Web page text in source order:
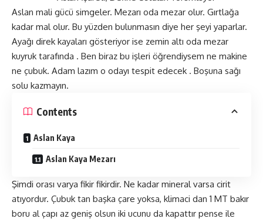
Aslan mali gücü simgeler. Mezarı oda mezar olur. Gırtlağa
kadar mal olur. Bu yüzden bulunmasın diye her şeyi yaparlar.
Ayağı direk kayaları gösteriyor ise zemin altı oda mezar
kuyruk tarafında . Ben biraz bu işleri öğrendiysem ne makine
ne çubuk. Adam lazım o odayı tespit edecek . Boşuna sağı
solu kazmayın.
Contents
Aslan Kaya
Aslan Kaya Mezarı
Şimdi orası varya fikir fikirdir. Ne kadar mineral varsa cirit
atıyordur. Çubuk tan başka çare yoksa, klimaci dan 1 MT bakır
boru al çapı az geniş olsun iki ucunu da kapattır pense ile